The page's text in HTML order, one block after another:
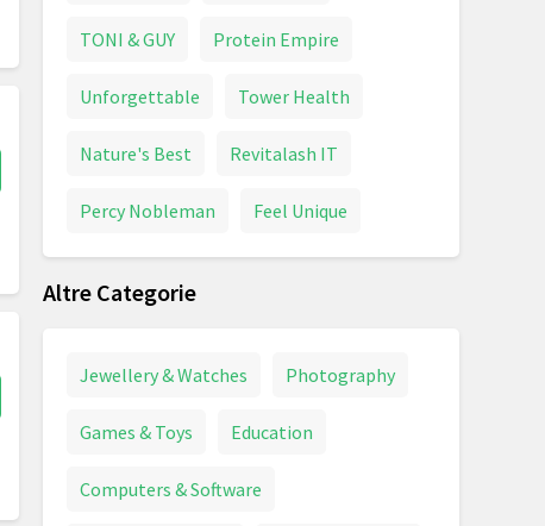
TONI & GUY Protein Empire
Unforgettable Tower Health
Nature's Best Revitalash IT
Percy Nobleman Feel Unique
Altre Categorie
Jewellery & Watches Photography
Games & Toys Education
Computers & Software